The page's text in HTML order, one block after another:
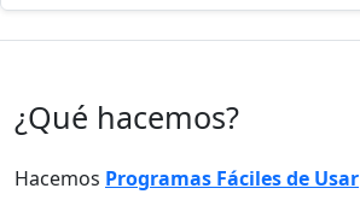
¿Qué hacemos?
Hacemos Programas Fáciles de Usar